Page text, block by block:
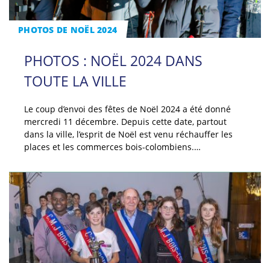
PHOTOS DE NOËL 2024
PHOTOS : NOËL 2024 DANS
TOUTE LA VILLE
Le coup d’envoi des fêtes de Noël 2024 a été donné
mercredi 11 décembre. Depuis cette date, partout
dans la ville, l’esprit de Noël est venu réchauffer les
places et les commerces bois-colombiens.…